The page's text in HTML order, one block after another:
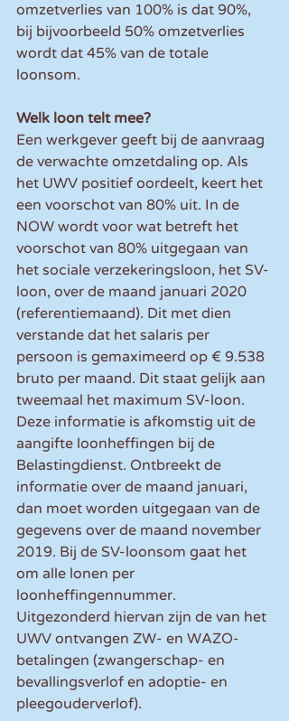
omzetverlies van 100% is dat 90%,
bij bijvoorbeeld 50% omzetverlies
wordt dat 45% van de totale
loonsom.
Welk loon telt mee?
Een werkgever geeft bij de aanvraag
de verwachte omzetdaling op. Als
het UWV positief oordeelt, keert het
een voorschot van 80% uit. In de
NOW wordt voor wat betreft het
voorschot van 80% uitgegaan van
het sociale verzekeringsloon, het SV-
loon, over de maand januari 2020
(referentiemaand). Dit met dien
verstande dat het salaris per
persoon is gemaximeerd op € 9.538
bruto per maand. Dit staat gelijk aan
tweemaal het maximum SV-loon.
Deze informatie is afkomstig uit de
aangifte loonheffingen bij de
Belastingdienst. Ontbreekt de
informatie over de maand januari,
dan moet worden uitgegaan van de
gegevens over de maand november
2019. Bij de SV-loonsom gaat het
om alle lonen per
loonheffingennummer.
Uitgezonderd hiervan zijn de van het
UWV ontvangen ZW- en WAZO-
betalingen (zwangerschap- en
bevallingsverlof en adoptie- en
pleegouderverlof).